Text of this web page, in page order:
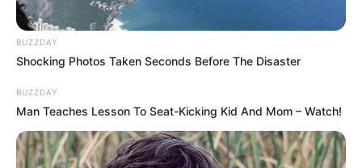
BUZZDAY
Shocking Photos Taken Seconds Before The Disaster
BUZZDAY
Man Teaches Lesson To Seat-Kicking Kid And Mom – Watch!